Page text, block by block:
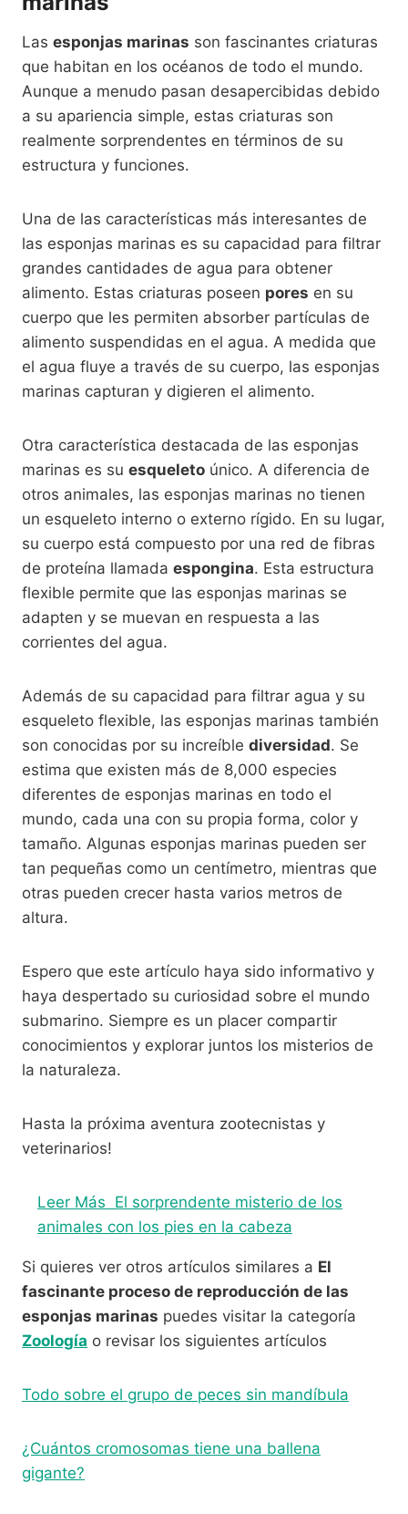
Las esponjas marinas son fascinantes criaturas
que habitan en los océanos de todo el mundo.
Aunque a menudo pasan desapercibidas debido
a su apariencia simple, estas criaturas son
realmente sorprendentes en términos de su
estructura y funciones.
Una de las características más interesantes de
las esponjas marinas es su capacidad para filtrar
grandes cantidades de agua para obtener
alimento. Estas criaturas poseen pores en su
cuerpo que les permiten absorber partículas de
alimento suspendidas en el agua. A medida que
el agua fluye a través de su cuerpo, las esponjas
marinas capturan y digieren el alimento.
Otra característica destacada de las esponjas
marinas es su esqueleto único. A diferencia de
otros animales, las esponjas marinas no tienen
un esqueleto interno o externo rígido. En su lugar,
su cuerpo está compuesto por una red de fibras
de proteína llamada espongina. Esta estructura
flexible permite que las esponjas marinas se
adapten y se muevan en respuesta a las
corrientes del agua.
Además de su capacidad para filtrar agua y su
esqueleto flexible, las esponjas marinas también
son conocidas por su increíble diversidad. Se
estima que existen más de 8,000 especies
diferentes de esponjas marinas en todo el
mundo, cada una con su propia forma, color y
tamaño. Algunas esponjas marinas pueden ser
tan pequeñas como un centímetro, mientras que
otras pueden crecer hasta varios metros de
altura.
Espero que este artículo haya sido informativo y
haya despertado su curiosidad sobre el mundo
submarino. Siempre es un placer compartir
conocimientos y explorar juntos los misterios de
la naturaleza.
Hasta la próxima aventura zootecnistas y
veterinarios!
Leer Más El sorprendente misterio de los
animales con los pies en la cabeza
Si quieres ver otros artículos similares a El
fascinante proceso de reproducción de las
esponjas marinas puedes visitar la categoría
Zoología o revisar los siguientes artículos
Todo sobre el grupo de peces sin mandíbula
¿Cuántos cromosomas tiene una ballena
gigante?